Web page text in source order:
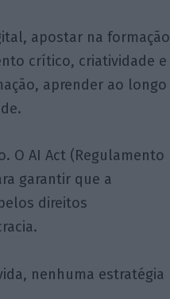
apostar na formação
crítico, criatividade e
aprender ao longo
O AI Act (Regulamento
garantir que a
direitos
nenhuma estratégia